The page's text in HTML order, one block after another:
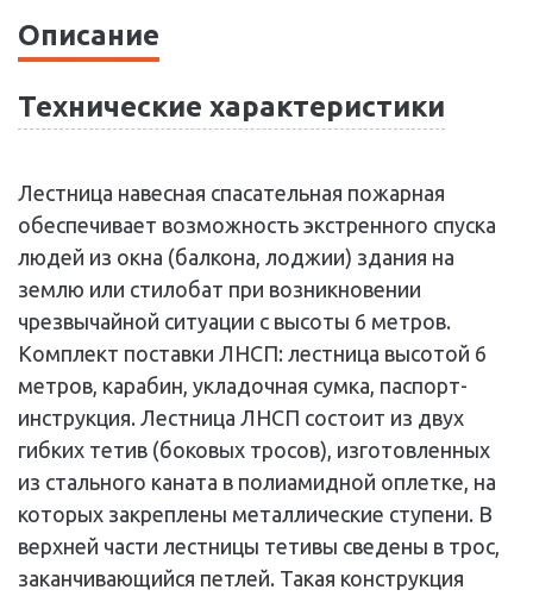
Описание
Технические характеристики
Лестница навесная спасательная пожарная
обеспечивает возможность экстренного спуска
людей из окна (балкона, лоджии) здания на
землю или стилобат при возникновении
чрезвычайной ситуации с высоты 6 метров.
Комплект поставки ЛНСП: лестница высотой 6
метров, карабин, укладочная сумка, паспорт-
инструкция. Лестница ЛНСП состоит из двух
гибких тетив (боковых тросов), изготовленных
из стального каната в полиамидной оплетке, на
которых закреплены металлические ступени. В
верхней части лестницы тетивы сведены в трос,
заканчивающийся петлей. Такая конструкция